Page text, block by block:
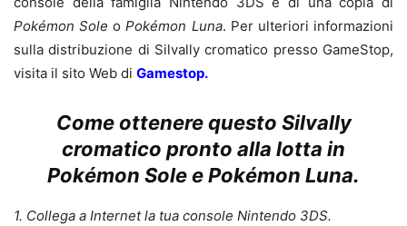
Pokémon Sole oPokémon Luna. Per ulteriori informazioni
sulla distribuzione di Silvally cromatico presso GameStop,
visita il sito Web di Gamestop.
Come ottenere questo Silvally
cromatico pronto alla lotta in
Pokémon SoleePokémon Luna.
1. Collega a Internet la tua console Nintendo 3DS.